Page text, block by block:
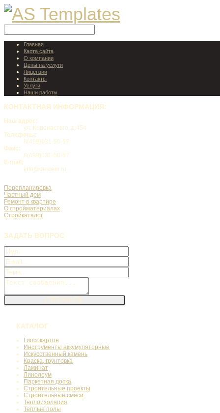
Главная
Карта сайта
О компании
Цены на услуги
Лицензии
Контакты
Услуги
Наши работы
КОНТАКТНАЯ ИНФОРМАЦИЯ:
Наш адрес:
ул. Коренастого, д.454
Телефоны:
8(499)031-50-57
Факс:
8(499)031-50-57
E-mail:
info@desrem.ru
Перепланировка
Частный дом
Ремонт в квартире
О стройматериалах
Стройкаталог
ЗАДАТЬ ВОПРОС
КАТАЛОГ
Гипсокартон
Инструменты аккумуляторные
Искусственный камень
Краска, грунтовка
Ламинат
Линолеум
Паркетная доска
Строительные проекты
Строительные смеси
Теплоизоляция
Теплые полы